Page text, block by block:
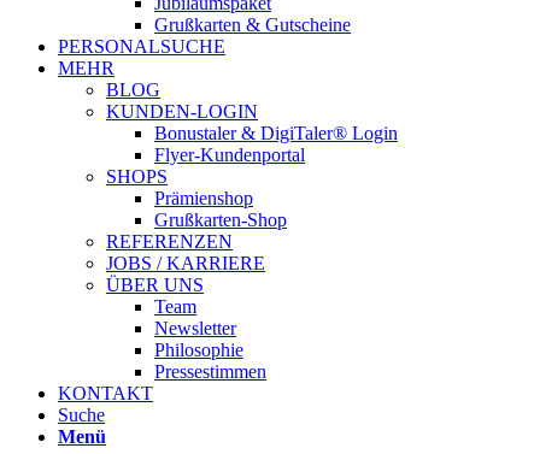
Grußkarten & Gutscheine
PERSONALSUCHE
MEHR
BLOG
KUNDEN-LOGIN
Bonustaler & DigiTaler® Login
Flyer-Kundenportal
SHOPS
Prämienshop
Grußkarten-Shop
REFERENZEN
JOBS / KARRIERE
ÜBER UNS
Team
Newsletter
Philosophie
Pressestimmen
KONTAKT
Suche
Menü